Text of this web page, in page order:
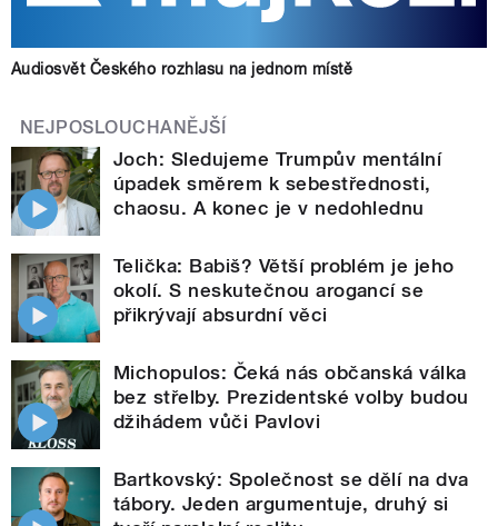
Audiosvět Českého rozhlasu na jednom místě
NEJPOSLOUCHANĚJŠÍ
Joch: Sledujeme Trumpův mentální
úpadek směrem k sebestřednosti,
chaosu. A konec je v nedohlednu
Telička: Babiš? Větší problém je jeho
okolí. S neskutečnou arogancí se
přikrývají absurdní věci
Michopulos: Čeká nás občanská válka
bez střelby. Prezidentské volby budou
džihádem vůči Pavlovi
Bartkovský: Společnost se dělí na dva
tábory. Jeden argumentuje, druhý si